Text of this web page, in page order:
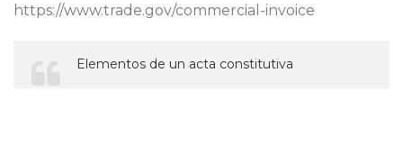
https://www.trade.gov/commercial-invoice
Elementos de un acta constitutiva